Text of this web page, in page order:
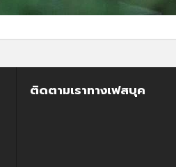
ติดตามเราทางเฟสบุค